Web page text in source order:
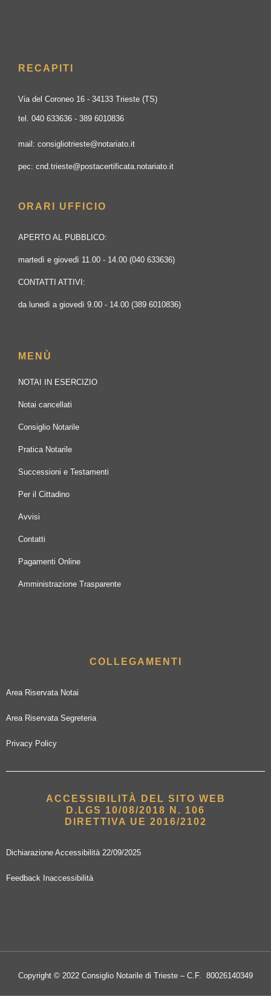
RECAPITI
Via del Coroneo 16 - 34133 Trieste (TS)
tel. 040 633636 - 389 6010836
mail: consigliotrieste@notariato.it
pec: cnd.trieste@postacertificata.notariato.it
ORARI UFFICIO
APERTO AL PUBBLICO:
martedì e giovedì 11.00 - 14.00 (040 633636)
CONTATTI ATTIVI:
da lunedì a giovedì 9.00 - 14.00 (389 6010836)
MENÙ
NOTAI IN ESERCIZIO
Notai cancellati
Consiglio Notarile
Pratica Notarile
Successioni e Testamenti
Per il Cittadino
Avvisi
Contatti
Pagamenti Online
Amministrazione Trasparente
COLLEGAMENTI
Area Riservata Notai
Area Riservata Segreteria
Privacy Policy
ACCESSIBILITÀ DEL SITO WEB
D.LGS 10/08/2018 N. 106
DIRETTIVA UE 2016/2102
Dichiarazione Accessibilità 22/09/2025
Feedback Inaccessibilità
Copyright © 2022 Consiglio Notarile di Trieste – C.F. 80026140349